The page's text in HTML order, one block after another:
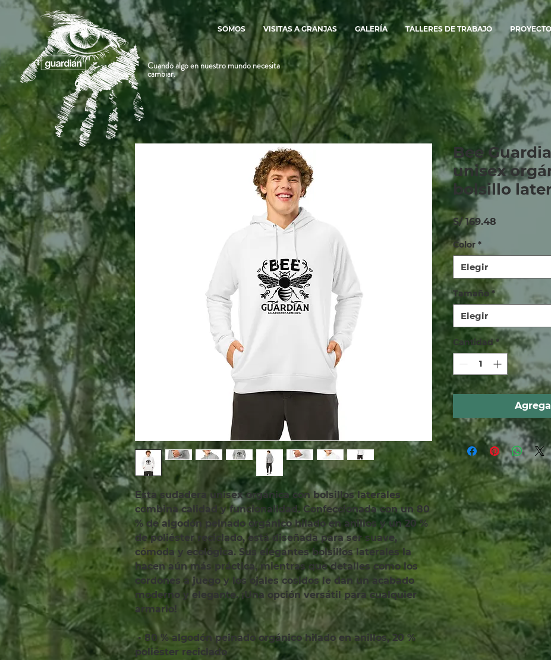
Cuando algo en nuestro mundo necesita
cambiar.
SOMOS VISITAS A GRANJAS GALERÍA TALLERES DE TRABAJO
Esta sudadera unisex orgánica con bolsillos laterales
combina calidad y funcionalidad. Confeccionada con un 80
% de algodón peinado orgánico hilado en anillos y un 20 %
de poliéster reciclado, está diseñada para ser suave,
cómoda y ecológica. Sus elegantes bolsillos laterales la
hacen aún más práctica, mientras que detalles como los
cordones a juego y los ojales cosidos le dan un acabado
moderno y elegante. ¡Una opción versátil para cualquier
armario!
poliéster reciclado
Bee
unisex
bolsillo
S/ 169.48
Color *
Elegir
Tamaño *
Elegir
Cantidad *